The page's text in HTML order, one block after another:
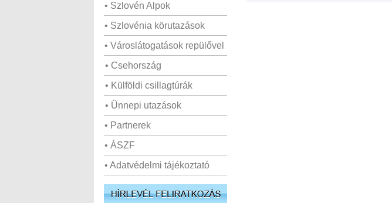
• Szlovén Alpok
• Szlovénia körutazások
• Városlátogatások repülővel
• Csehország
• Külföldi csillagtúrák
• Ünnepi utazások
• Partnerek
• ÁSZF
• Adatvédelmi tájékoztató